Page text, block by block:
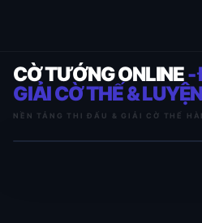
CỜ TƯỚNG ONLINE-
GIẢI CỜ THẾ &
NỀN TẢNG THI ĐẤU & GIẢI CỜ THẾ